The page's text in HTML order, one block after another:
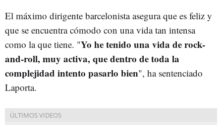
El máximo dirigente barcelonista asegura que es feliz y
que se encuentra cómodo con una vida tan intensa
como la que tiene. "Yo he tenido una vida de rock-
and-roll, muy activa, que dentro de toda la
complejidad intento pasarlo bien", ha sentenciado
Laporta.